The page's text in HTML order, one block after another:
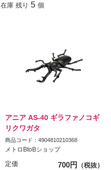
在庫 残り 5 個
アニア AS-40 ギラファノコギ
リクワガタ
商品コード：4904810210368
メトロBtoBショップ
定価 700円
（税抜）